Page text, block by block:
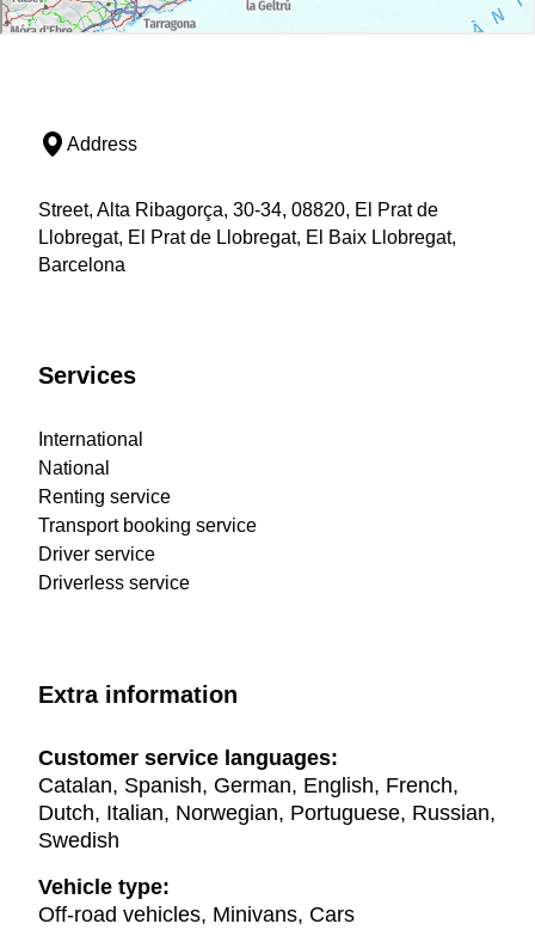
Address
Street, Alta Ribagorça, 30-34, 08820, El Prat de
Llobregat, El Prat de Llobregat, El Baix Llobregat,
Barcelona
Services
International
National
Renting service
Transport booking service
Driver service
Driverless service
Extra information
Customer service languages:
Catalan, Spanish, German, English, French,
Dutch, Italian, Norwegian, Portuguese, Russian,
Swedish
Vehicle type:
Off-road vehicles, Minivans, Cars